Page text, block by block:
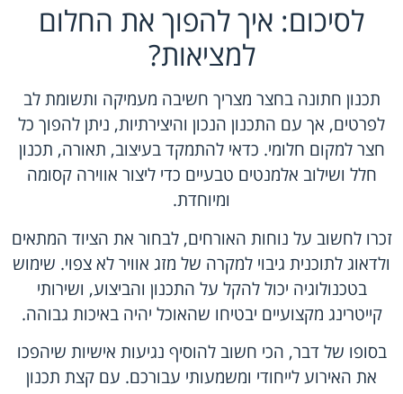
לסיכום: איך להפוך את החלום
למציאות?
תכנון חתונה בחצר מצריך חשיבה מעמיקה ותשומת לב
לפרטים, אך עם התכנון הנכון והיצירתיות, ניתן להפוך כל
חצר למקום חלומי. כדאי להתמקד בעיצוב, תאורה, תכנון
חלל ושילוב אלמנטים טבעיים כדי ליצור אווירה קסומה
ומיוחדת.
זכרו לחשוב על נוחות האורחים, לבחור את הציוד המתאים
ולדאוג לתוכנית גיבוי למקרה של מזג אוויר לא צפוי. שימוש
בטכנולוגיה יכול להקל על התכנון והביצוע, ושירותי
קייטרינג מקצועיים יבטיחו שהאוכל יהיה באיכות גבוהה.
בסופו של דבר, הכי חשוב להוסיף נגיעות אישיות שיהפכו
את האירוע לייחודי ומשמעותי עבורכם. עם קצת תכנון